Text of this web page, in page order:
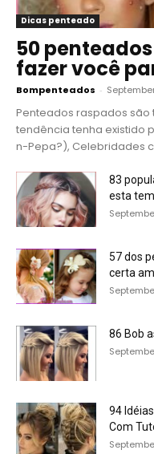
Dicas penteado
50
fazer você
Bompenteados -
Penteados raspados são
tendência tenha existido
n-Pepa?), Celebridades
83
esta
57 dos
certa
86 Bob
94
Com